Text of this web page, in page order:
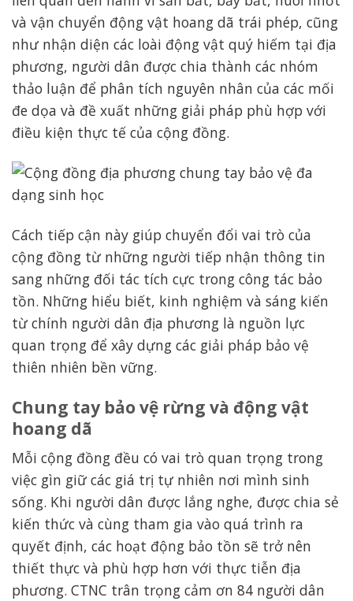
và vận chuyển động vật hoang dã trái phép, cũng
như nhận diện các loài động vật quý hiếm tại địa
phương, người dân được chia thành các nhóm
thảo luận để phân tích nguyên nhân của các mối
đe dọa và đề xuất những giải pháp phù hợp với
điều kiện thực tế của cộng đồng.
Cách tiếp cận này giúp chuyển đổi vai trò của
cộng đồng từ những người tiếp nhận thông tin
sang những đối tác tích cực trong công tác bảo
tồn. Những hiểu biết, kinh nghiệm và sáng kiến
từ chính người dân địa phương là nguồn lực
quan trọng để xây dựng các giải pháp bảo vệ
thiên nhiên bền vững.
Chung tay bảo vệ rừng và động vật
hoang dã
Mỗi cộng đồng đều có vai trò quan trọng trong
việc gìn giữ các giá trị tự nhiên nơi mình sinh
sống. Khi người dân được lắng nghe, được chia sẻ
kiến thức và cùng tham gia vào quá trình ra
quyết định, các hoạt động bảo tồn sẽ trở nên
thiết thực và phù hợp hơn với thực tiễn địa
phương. CTNC trân trọng cảm ơn 84 người dân